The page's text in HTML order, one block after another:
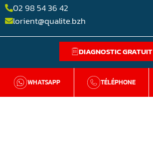
WHATSAPP TÉLÉPHONE
02 98 54 36 42
lorient@qualite.bzh
DIAGNOSTIC GRATUIT